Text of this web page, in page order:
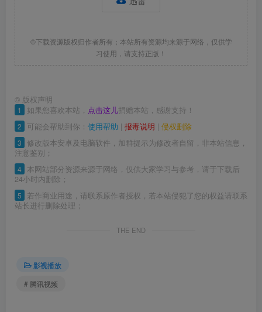
©下载资源版权归作者所有；本站所有资源均来源于网络，仅供学
习使用，请支持正版！
© 版权声明
1 如果您喜欢本站， 点击这儿捐赠本站，感谢支持！
2 可能会帮助到你： 使用帮助 | 报毒说明 | 侵权删除
3 修改版本安卓及电脑软件，加群提示为修改者自留，非本站信息，
注意鉴别；
4 本网站部分资源来源于网络，仅供大家学习与参考，请于下载后
24小时内删除；
5
若作商业用途，请联系原作者授权，若本站侵犯了您的权益请联系
站长进行删除处理；
THE END
影视播放
# 腾讯视频